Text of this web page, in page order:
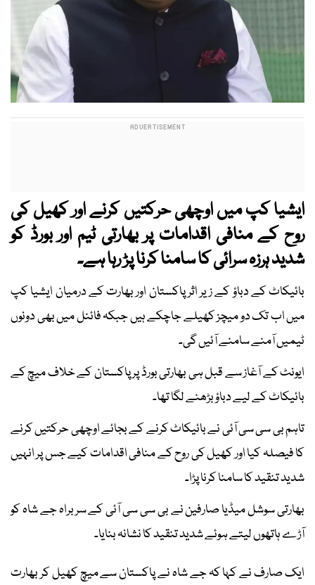
ایشیا کپ میں اوچھی حرکتیں کرنے اور کھیل کی
روح کے منافی اقدامات پر بھارتی ٹیم اور بورڈ کو
شدید ہرزہ سرائی کا سامنا کرنا پڑ رہا ہے۔
بائیکاٹ کے دباؤ کے زیر اثر پاکستان اور بھارت کے درمیان ایشیا کپ
میں اب تک دو میچز کھیلے جاچکے ہیں جبکہ فائنل میں بھی دونوں
ٹیمیں آمنے سامنے آئیں گی۔
ایونٹ کے آغاز سے قبل ہی بھارتی بورڈ پر پاکستان کے خلاف میچ کے
بائیکاٹ کے لیے دباؤ بڑھنے لگا تھا۔
تاہم بی سی سی آئی نے بائیکاٹ کرنے کے بجائے اوچھی حرکتیں کرنے
کا فیصلہ کیا اور کھیل کی روح کے منافی اقدامات کیے جس پر انہیں
شدید تنقید کا سامنا کرنا پڑا۔
بھارتی سوشل میڈیا صارفین نے بی سی سی آئی کے سربراہ جے شاہ کو
آڑے ہاتھوں لیتے ہوئے شدید تنقید کا نشانہ بنایا۔
ایک صارف نے کہا کہ جے شاہ نے پاکستان سے میچ کھیل کر بھارت